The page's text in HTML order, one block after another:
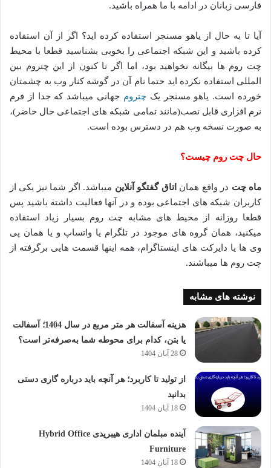
فارسی زبانان در ادامه با ما همراه باشید.
آیا تا به حال از یاهو مسنجر استفاده کرده اید؟ اگر از آن استفاده
کرده باشید و این شبکه اجتماعی را بخوبی بشناسید قطعا با محیط
چت روم ها بیگانه نخواهید بود، اما اگر تا کنون از این چتروم بین
المللی استفاده نکرده اید حتما نام آن در گوشه کنار وب به چشمتان
خورده است. یاهو مسنجر یکچتروم جهانی میباشد که جدا از فرم
نرم افزاری قابل نصب(مانند تمامی شبکه های اجتماعی حال حاضر)،
به صورت نسخه وب هم در دسترس بوده است.
حال چت روم چیست؟
ماه چت در واقع همان اتاق گفتگو آنلاین میباشد. اگر شما نیز یکی از
کاربران شبکه های اجتماعی بوده و در آنها فعالیت داشته باشید پس
قطعا روزانه از محیط های مشابه چت روم بسیار زیاد استفاده
میکنید، همان گروه های موجود در تلگرام یا واتساپ و یا همان پی
وی ها یا دایرکت های اینستاگرام، همه اینها قسمت هایی برگرفته از
چت روم ها میباشند.
نوشته های مشابه
هزینه آسفالت هر متر مربع در سال 1404؛ آسفالت
یا بتن، کدام برای محوطه شما به‌صرفه‌تر است؟
28 آبان 1404
از تولید تا کاربرد؛ هر آنچه باید درباره گاری دستی
بدانید
18 آبان 1404
آینده مبلمان اداری هیبریدی Hybrid Office
Furniture
18 آبان 1404